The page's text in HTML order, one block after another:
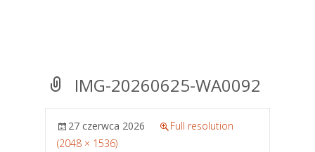
IMG-20260625-WA0092
27 czerwca 2026
Full resolution
(2048 × 1536)